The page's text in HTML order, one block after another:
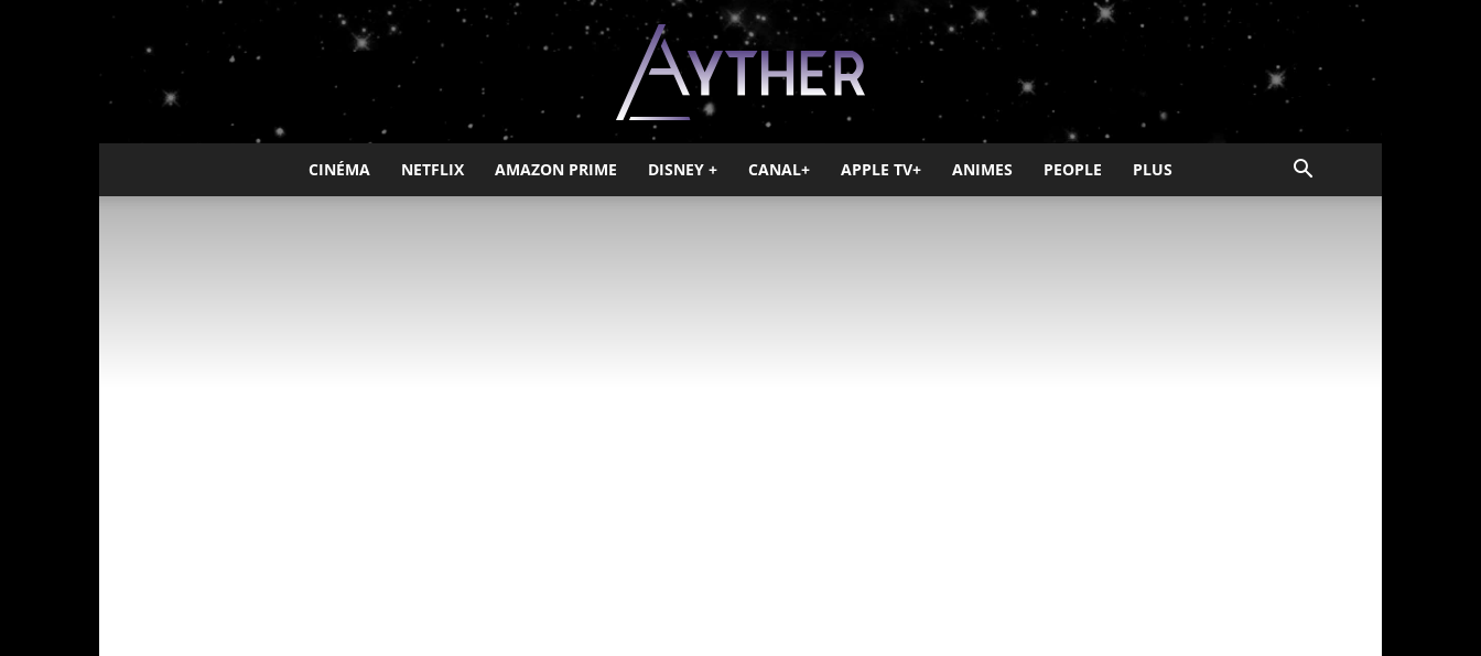
Ayther
CINÉMA NETFLIX AMAZON PRIME DISNEY + CANAL+ APPLE TV+ ANIMES PEOPLE PLUS